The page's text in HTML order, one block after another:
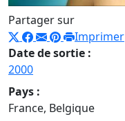
Partager sur
Imprimer
Date de sortie :
2000
Pays :
France, Belgique